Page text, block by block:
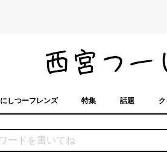
にしつーフレンズ 特集 話題